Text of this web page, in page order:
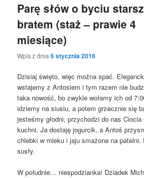
Parę słów o byciu
bratem (staż – prawie 4
miesiące)
Wpis z dnia6 stycznia 2016
Dzisiaj święto, więc można spać.
wstajemy z Antosiem i tym razem nie
taka nowość, bo zwykle wołamy ich od
idziemy na siusiu, a potem grzecznie się
jesteśmy głodni, przychodzi do nas
kuchni. Ja dostaję jogurcik, a Antoś
chlebki w mleku i jaju smażone na patelni.
susły.
W południe… niespodzianka! Dziadek